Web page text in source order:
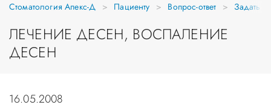
Стоматология Апекс-Д Пациенту Вопрос-ответ Задать
ЛЕЧЕНИЕ ДЕСЕН, ВОСПАЛЕНИЕ
ДЕСЕН
16.05.2008